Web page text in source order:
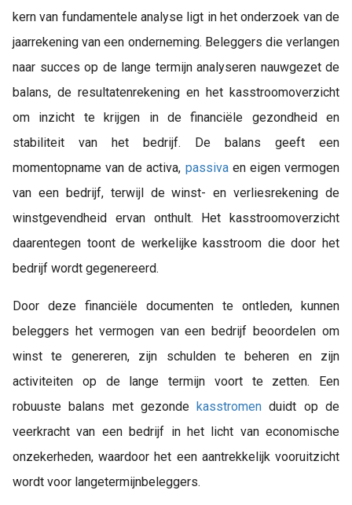
kern van fundamentele analyse ligt in het onderzoek van de
jaarrekening van een onderneming. Beleggers die verlangen
naar succes op de lange termijn analyseren nauwgezet de
balans, de resultatenrekening en het kasstroomoverzicht
om inzicht te krijgen in de financiële gezondheid en
stabiliteit van het bedrijf. De balans geeft een
momentopname van de activa, passivaen eigen vermogen
van een bedrijf, terwijl de winst- en verliesrekening de
winstgevendheid ervan onthult. Het kasstroomoverzicht
daarentegen toont de werkelijke kasstroom die door het
bedrijf wordt gegenereerd.
Door deze financiële documenten te ontleden, kunnen
beleggers het vermogen van een bedrijf beoordelen om
winst te genereren, zijn schulden te beheren en zijn
activiteiten op de lange termijn voort te zetten. Een
robuuste balans met gezondekasstromen duidt op de
veerkracht van een bedrijf in het licht van economische
onzekerheden, waardoor het een aantrekkelijk vooruitzicht
wordt voor langetermijnbeleggers.